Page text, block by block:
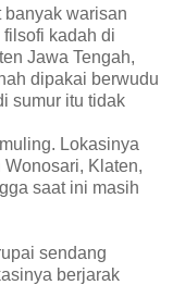
banyak warisan
kadah di
Jawa Tengah,
dipakai berwudu
sumur itu tidak
Lokasinya
Klaten,
saat ini masih
sendang
berjarak